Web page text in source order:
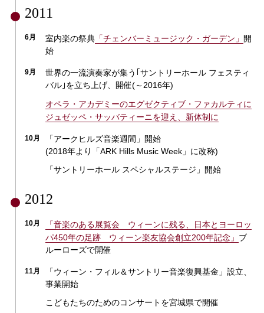
2011
6月 室内楽の祭典「チェンバーミュージック・ガーデン」 開
始
9月
世界の一流演奏家が集う｢サントリーホール フェスティ
バル｣を立ち上げ、開催(～2016年)
オペラ・アカデミーのエグゼクティブ・ファカルティに
ジュゼッペ・サッバティーニを迎え、新体制に
10月
「アークヒルズ音楽週間」開始
(2018年より「ARK Hills Music Week」に改称)
「サントリーホール スペシャルステージ」開始
2012
10月
「音楽のある展覧会 ウィーンに残る、日本とヨーロッ
パ450年の足跡 ウィーン楽友協会創立200年記念」 ブ
ルーローズで開催
11月
「ウィーン・フィル＆サントリー音楽復興基金」設立、
事業開始
こどもたちのためのコンサートを宮城県で開催